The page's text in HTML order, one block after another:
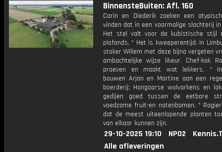
BinnensteBuiten: Afl. 160
Carin en Diederik zoeken een
vinden dat in een voormalige slachterij
Het stel valt voor de kubistische stijl
plafonds. * Het is kweeperentijd. In
stoker Willem met deze bijna vergeten
ambachtelijke wijze likeur. Chef-kok
proeven en maakt wat lekkers. *
bouwen Arjan en Martine aan een
boerderij; Hongaarse wolvarkens en
gedijen goed tussen de eetbare
voedzame fruit-en notenbomen. *
dat de meest uiteenlopende planten
van elkaar kunnen zijn.
29-10-2025 19:10 NPO2
Alle afleveringen